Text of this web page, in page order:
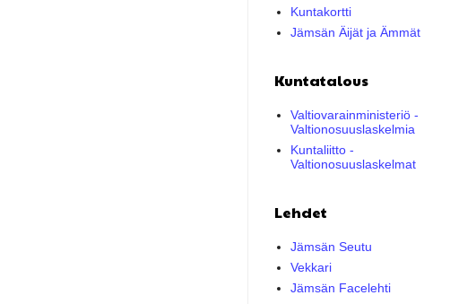
Kuntakortti
Jämsän Äijät ja Ämmät
Kuntatalous
Valtiovarainministeriö -
Valtionosuuslaskelmia
Kuntaliitto -
Valtionosuuslaskelmat
Lehdet
Jämsän Seutu
Vekkari
Jämsän Facelehti